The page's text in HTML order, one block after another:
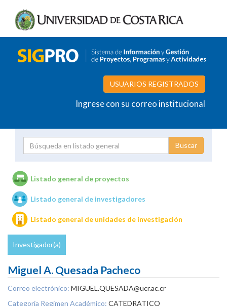
USUARIOS REGISTRADOS
Ingrese con su correo institucional
Unidades de investigación
Listado general de proyectos
Listado general de investigadores
Listado general de unidades de investigación
Investigador(a)
Miguel A. Quesada Pacheco
Correo electrónico: MIGUEL.QUESADA@ucr.ac.cr
Categoría Regimen Académico: CATEDRATICO